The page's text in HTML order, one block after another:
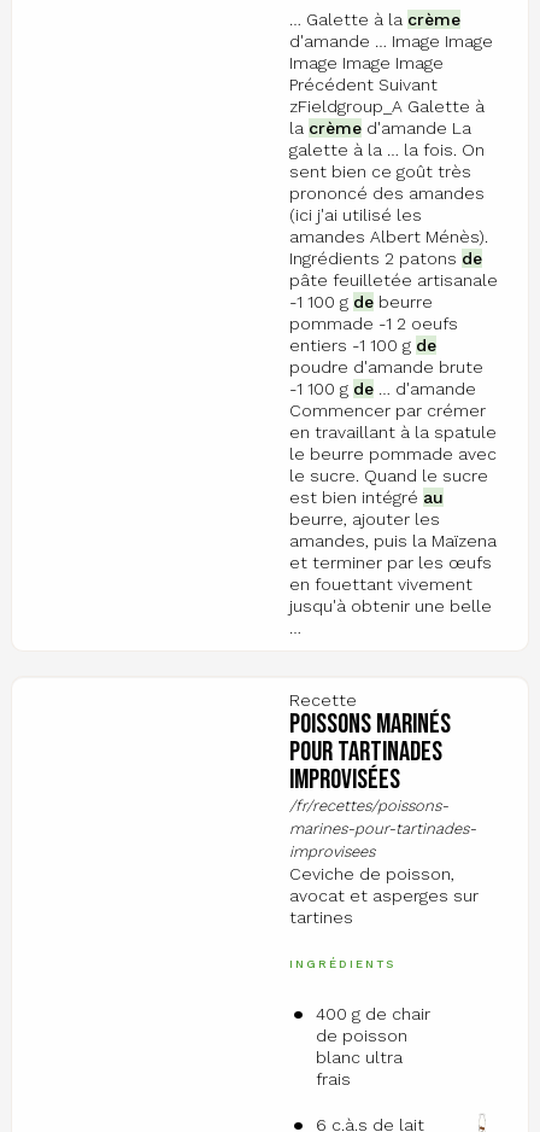
… Galette à la crème
d'amande … Image Image
Image Image Image
Précédent Suivant
zFieldgroup_A Galette à
la crèmed'amande La
galette à la … la fois. On
sent bien ce goût très
prononcé des amandes
(ici j'ai utilisé les
amandes Albert Ménès).
Ingrédients 2 patons de
pâte feuilletée artisanale
-1 100 g debeurre
pommade -1 2 oeufs
entiers -1 100 g de
poudre d'amande brute
-1 100 g de… d'amande
Commencer par crémer
en travaillant à la spatule
le beurre pommade avec
le sucre. Quand le sucre
est bien intégré au
beurre, ajouter les
amandes, puis la Maïzena
et terminer par les œufs
en fouettant vivement
jusqu'à obtenir une belle
…
Recette
Poissons marinés
pour tartinades
improvisées
/fr/recettes/poissons-
marines-pour-tartinades-
improvisees
Ceviche de poisson,
avocat et asperges sur
tartines
INGRÉDIENTS
400 g de chair
de poisson
blanc ultra
frais
6 c.à.s de lait